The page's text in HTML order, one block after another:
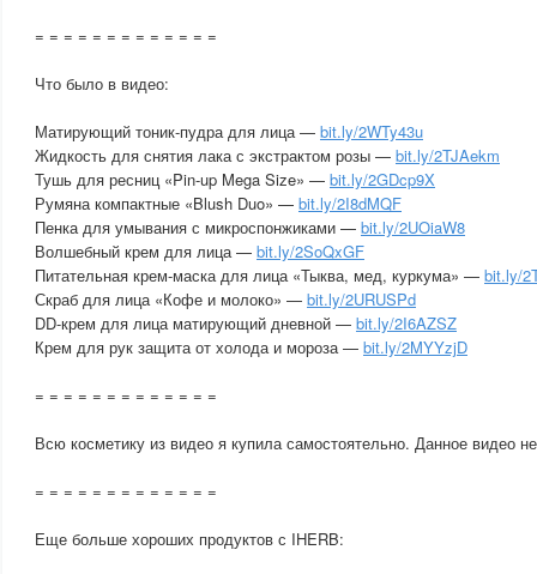
= = = = = = = = = = = = =
Что было в видео:
Матирующий тоник-пудра для лица — bit.ly/2WTy43u
Жидкость для снятия лака с экстрактом розы — bit.ly/2TJAekm
Тушь для ресниц «Pin-up Mega Size» — bit.ly/2GDcp9X
Румяна компактные «Blush Duo» — bit.ly/2I8dMQF
Пенка для умывания с микроспонжиками — bit.ly/2UOiaW8
Волшебный крем для лица — bit.ly/2SoQxGF
Питательная крем-маска для лица «Тыква, мед, куркума» — bit.ly/
Скраб для лица «Кофе и молоко» — bit.ly/2URUSPd
DD-крем для лица матирующий дневной — bit.ly/2I6AZSZ
Крем для рук защита от холода и мороза — bit.ly/2MYYzjD
= = = = = = = = = = = = =
Всю косметику из видео я купила самостоятельно. Данное видео
= = = = = = = = = = = = =
Еще больше хороших продуктов с IHERB: